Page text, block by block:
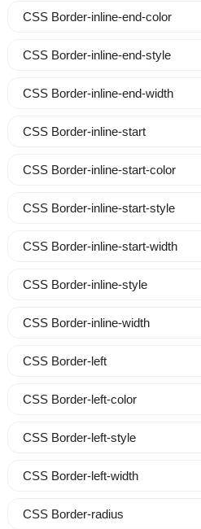
CSS Border-inline-end-color
CSS Border-inline-end-style
CSS Border-inline-end-width
CSS Border-inline-start
CSS Border-inline-start-color
CSS Border-inline-start-style
CSS Border-inline-start-width
CSS Border-inline-style
CSS Border-inline-width
CSS Border-left
CSS Border-left-color
CSS Border-left-style
CSS Border-left-width
CSS Border-radius